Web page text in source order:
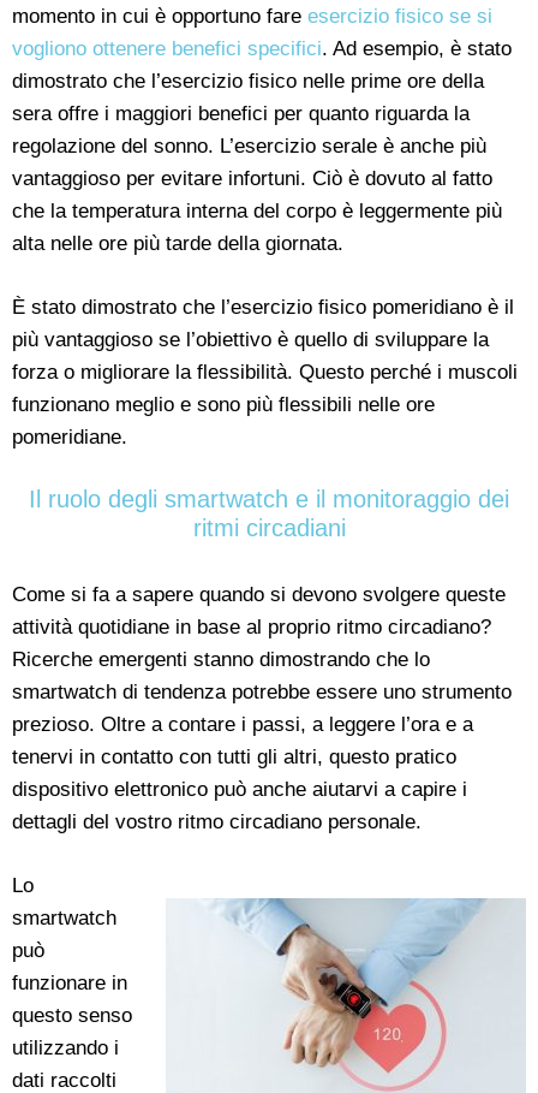
momento in cui è opportuno fare esercizio fisico se si
vogliono ottenere benefici specifici. Ad esempio, è stato
dimostrato che l’esercizio fisico nelle prime ore della
sera offre i maggiori benefici per quanto riguarda la
regolazione del sonno. L’esercizio serale è anche più
vantaggioso per evitare infortuni. Ciò è dovuto al fatto
che la temperatura interna del corpo è leggermente più
alta nelle ore più tarde della giornata.
È stato dimostrato che l’esercizio fisico pomeridiano è il
più vantaggioso se l’obiettivo è quello di sviluppare la
forza o migliorare la flessibilità. Questo perché i muscoli
funzionano meglio e sono più flessibili nelle ore
pomeridiane.
Il ruolo degli smartwatch e il monitoraggio dei
ritmi circadiani
Come si fa a sapere quando si devono svolgere queste
attività quotidiane in base al proprio ritmo circadiano?
Ricerche emergenti stanno dimostrando che lo
smartwatch di tendenza potrebbe essere uno strumento
prezioso. Oltre a contare i passi, a leggere l’ora e a
tenervi in contatto con tutti gli altri, questo pratico
dispositivo elettronico può anche aiutarvi a capire i
dettagli del vostro ritmo circadiano personale.
Lo
smartwatch
può
funzionare in
questo senso
utilizzando i
dati raccolti